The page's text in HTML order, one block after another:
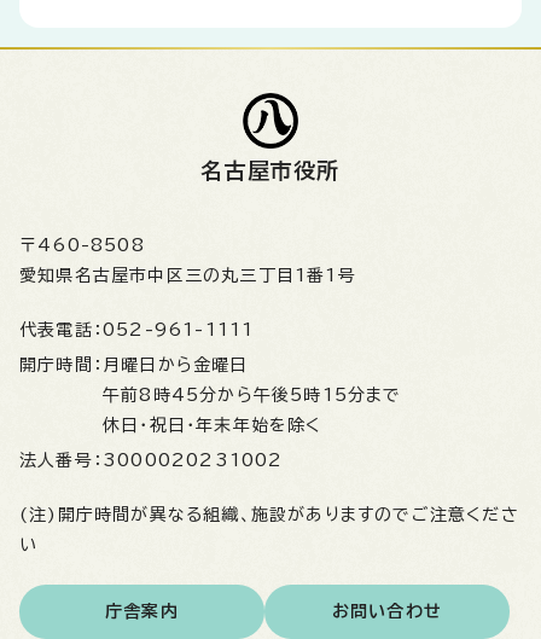
名古屋市役所
〒460-8508
愛知県名古屋市中区三の丸三丁目1番1号
代表電話： 052-961-1111
開庁時間： 月曜日から金曜日
午前8時45分から午後5時15分まで
休日・祝日・年末年始を除く
法人番号： 3000020231002
(注)開庁時間が異なる組織、施設がありますのでご注意くださ
い
庁舎案内 お問い合わせ